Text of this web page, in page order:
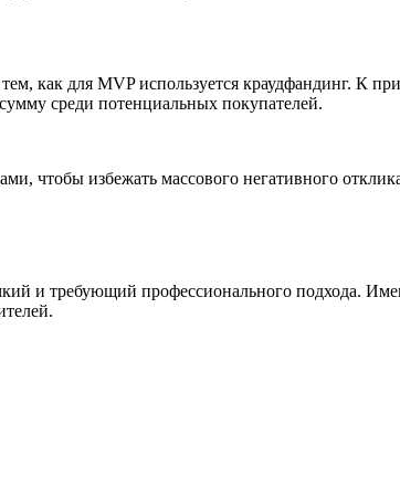
как для MVP используется краудфандинг. К
среди потенциальных покупателей.
чтобы избежать массового негативного
и требующий профессионального подхода.